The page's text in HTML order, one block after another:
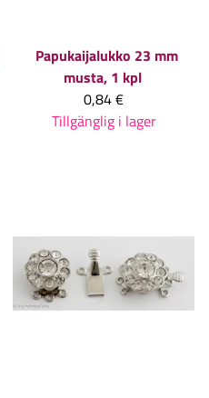
Papukaijalukko 23 mm
musta, 1 kpl
0,84 €
Tillgänglig i lager